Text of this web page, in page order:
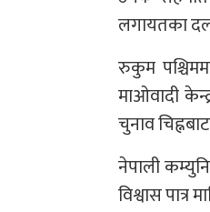
लगायतका दल
रुकुम
माओवादी
चुनाव
नेपाली
विश्वास पात्र